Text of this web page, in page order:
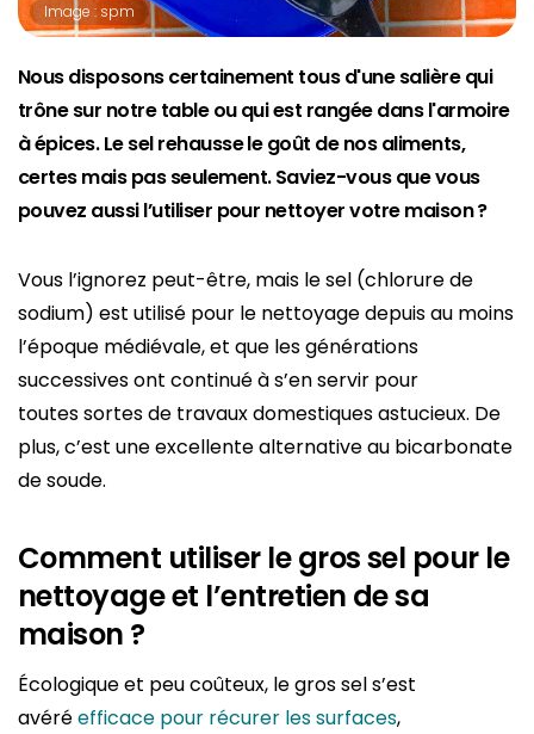
Image : spm
Nous disposons certainement tous d'une salière qui
trône sur notre table ou qui est rangée dans l'armoire
à épices. Le sel rehausse le goût de nos aliments,
certes mais pas seulement. Saviez-vous que vous
pouvez aussi l’utiliser pour nettoyer votre maison ?
Vous l’ignorez peut-être, mais le sel (chlorure de
sodium) est utilisé pour le nettoyage depuis au moins
l’époque médiévale, et que les générations
successives ont continué à s’en servir pour
toutes sortes de travaux domestiques astucieux. De
plus, c’est une excellente alternative au bicarbonate
de soude.
Comment utiliser le gros sel pour le
nettoyage et l’entretien de sa
maison ?
Écologique et peu coûteux, le gros sel s’est
avéréefficace pour récurer les surfaces,